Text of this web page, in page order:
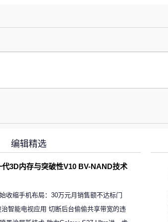
编辑精选
代3D内存与突破性V10 BV-NAND技术
收缩手机布局：30万元月销售额不达标门
治智能电视应用 切断后台偷偷共享带宽的违